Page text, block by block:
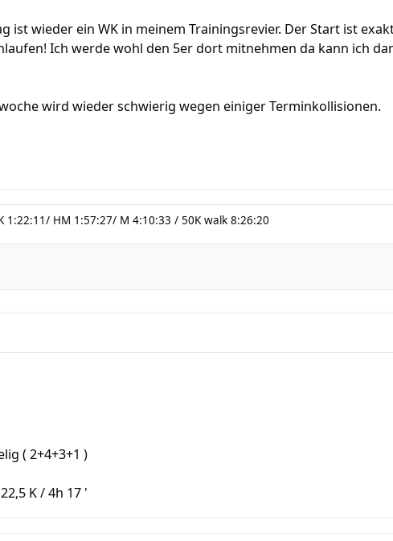
ist wieder ein WK in meinem Trainingsrevier. Der Start ist
Ich werde wohl den 5er dort mitnehmen da kann ich
wird wieder schwierig wegen einiger Terminkollisionen.
1:22:11/ HM 1:57:27/ M 4:10:33 / 50K walk 8:26:20
( 2+4+3+1 )
K / 4h 17 '